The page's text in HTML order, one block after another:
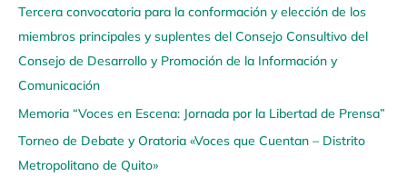
Tercera convocatoria para la conformación y elección de los
miembros principales y suplentes del Consejo Consultivo del
Consejo de Desarrollo y Promoción de la Información y
Comunicación
Memoria “Voces en Escena: Jornada por la Libertad de Prensa”
Torneo de Debate y Oratoria «Voces que Cuentan – Distrito
Metropolitano de Quito»
u
í